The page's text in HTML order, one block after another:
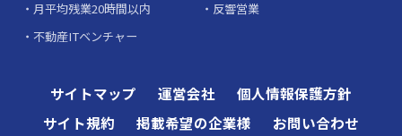
月平均残業20時間以内
反響営業
不動産ITベンチャー
サイトマップ 運営会社
個人情報保護方針
サイト規約
掲載希望の企業様 お問い合わせ